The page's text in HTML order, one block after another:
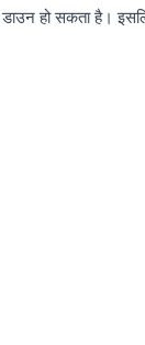
डाउन हो सकता है।